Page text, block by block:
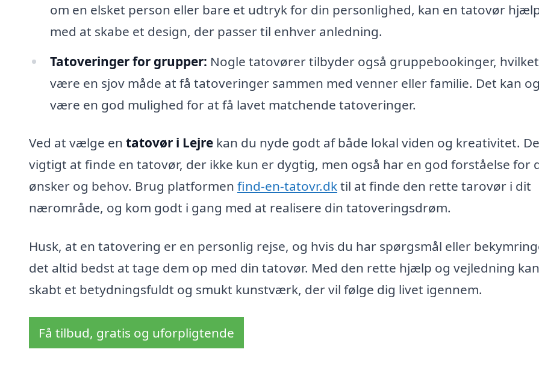
om en elsket person eller bare et udtryk for din personlighed, kan en tatovør
med at skabe et design, der passer til enhver anledning.
Tatoveringer for grupper: Nogle tatovører tilbyder også gruppebookinger,
være en sjov måde at få tatoveringer sammen med venner eller familie. Det kan
være en god mulighed for at få lavet matchende tatoveringer.
Ved at vælge en tatovør i Lejre kan du nyde godt af både lokal viden og kreativitet.
vigtigt at finde en tatovør, der ikke kun er dygtig, men også har en god forståelse for
ønsker og behov. Brug platformen find-en-tatovr.dktil at finde den rette tarovør i dit
nærområde, og kom godt i gang med at realisere din tatoveringsdrøm.
Husk, at en tatovering er en personlig rejse, og hvis du har spørgsmål eller
det altid bedst at tage dem op med din tatovør. Med den rette hjælp og vejledning
skabt et betydningsfuldt og smukt kunstværk, der vil følge dig livet igennem.
Få tilbud, gratis og uforpligtende